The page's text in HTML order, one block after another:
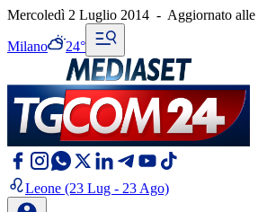
Mercoledì 2 Luglio 2014 - Aggiornato alle
Milano 24°
Leone (23 Lug - 23 Ago)